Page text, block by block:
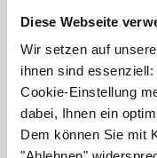
Diese Webseite
Wir setzen auf
ihnen sind
Cookie-Einstellung
dabei, Ihnen ein
Dem können Sie mit
Versandoptionen